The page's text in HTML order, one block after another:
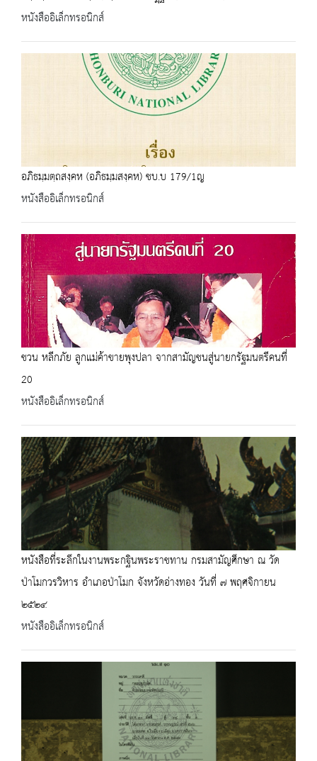
หนังสืออิเล็กทรอนิกส์
อภิธมฺมตฺถสงฺคห (อภิธมฺมสงฺคห) ชบ.บ 179/1ญ
หนังสืออิเล็กทรอนิกส์
ชวน หลีกภัย ลูกแม่ค้าขายพุงปลา จากสามัญชนสู่นายกรัฐมนตรีคนที่
20
หนังสืออิเล็กทรอนิกส์
หนังสือที่ระลึกในงานพระกฐินพระราชทาน กรมสามัญศึกษา ณ วัด
ป่าโมกวรวิหาร อำเภอป่าโมก จังหวัดอ่างทอง วันที่ ๗ พฤศจิกายน
๒๕๒๔
หนังสืออิเล็กทรอนิกส์